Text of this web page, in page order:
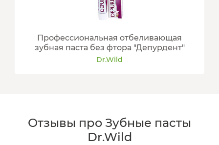
Профессиональная отбеливающая
зубная паста без фтора "Депурдент"
Dr.Wild
Отзывы про Зубные пасты
Dr.Wild